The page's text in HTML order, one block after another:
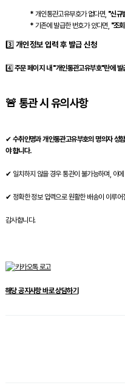
* 개인통관고유부호가 없다면, "신규
* 기존에 발급한 번호가 있다면, "조
3️⃣개인정보 입력 후 발급 신청
4️⃣ 주문 페이지 내 "개인통관고유부호"란에 발
🚨 통관 시 유의사항
✔ 수취인명과 개인통관고유부호의 명의자 성
야 합니다.
✔ 일치하지 않을 경우 통관이 불가능하며, 이
✔ 정확한 정보 입력으로 원활한 배송이 이루어
감사합니다.
해당 공지사항 바로 상담하기